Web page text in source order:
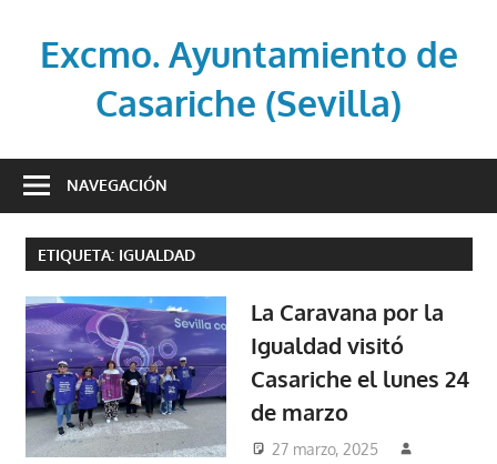
contenidoExcmo. Ayuntamiento de
Casariche (Sevilla)
oficial
Ayuntamiento
de
Casariche
(Sevilla)
NAVEGACIÓN
ETIQUETA: IGUALDAD
La Caravana por la
Igualdad visitó
Casariche el lunes 24
de marzo
27 marzo, 2025